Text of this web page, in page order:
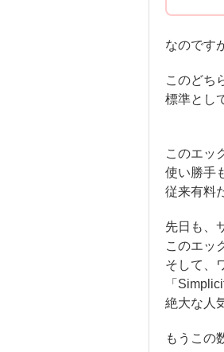
なのです
このどち
標準とし
このエッ
使い勝手
従来有料
先日も、
このエッ
そして、
「
絶大な人
もうこの